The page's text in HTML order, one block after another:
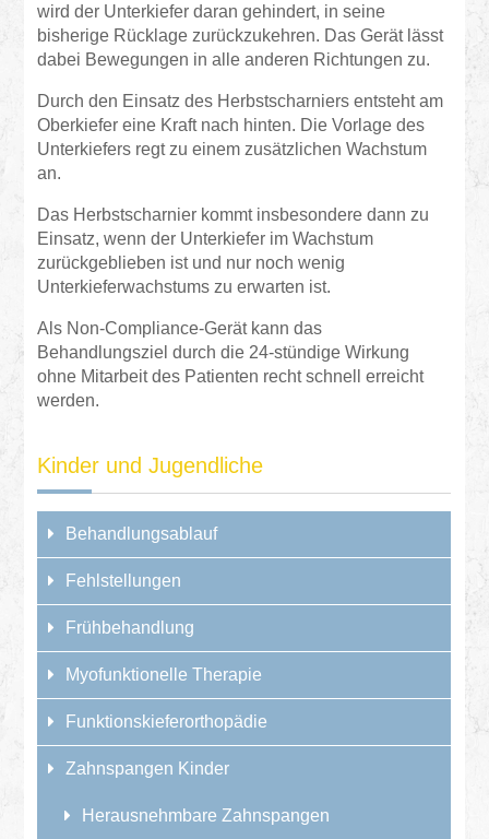
wird der Unterkiefer daran gehindert, in seine
bisherige Rücklage zurückzukehren. Das Gerät lässt
dabei Bewegungen in alle anderen Richtungen zu.
Durch den Einsatz des Herbstscharniers entsteht am
Oberkiefer eine Kraft nach hinten. Die Vorlage des
Unterkiefers regt zu einem zusätzlichen Wachstum
an.
Das Herbstscharnier kommt insbesondere dann zu
Einsatz, wenn der Unterkiefer im Wachstum
zurückgeblieben ist und nur noch wenig
Unterkieferwachstums zu erwarten ist.
Als Non-Compliance-Gerät kann das
Behandlungsziel durch die 24-stündige Wirkung
ohne Mitarbeit des Patienten recht schnell erreicht
werden.
Kinder und Jugendliche
Behandlungsablauf
Fehlstellungen
Frühbehandlung
Myofunktionelle Therapie
Funktionskieferorthopädie
Zahnspangen Kinder
Herausnehmbare Zahnspangen